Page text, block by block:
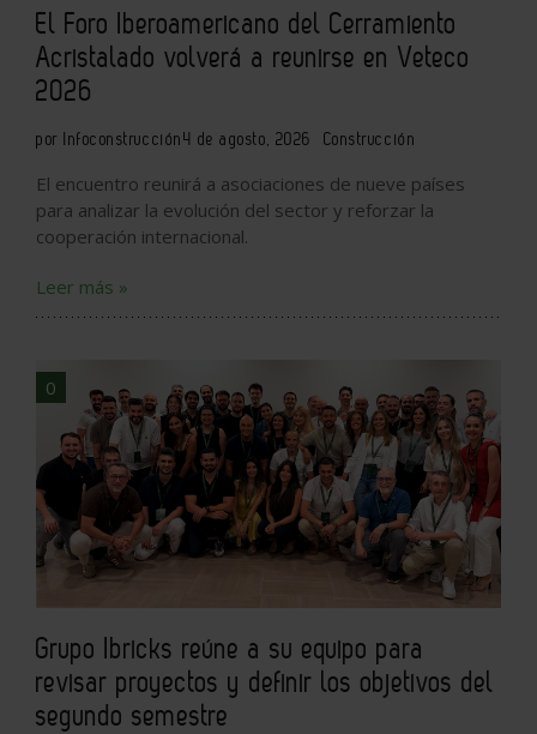
El Foro Iberoamericano del Cerramiento
Acristalado volverá a reunirse en Veteco
2026
por Infoconstrucción4 de agosto, 2026 Construcción
El encuentro reunirá a asociaciones de nueve países
para analizar la evolución del sector y reforzar la
cooperación internacional.
Leer más »
0
Grupo Ibricks reúne a su equipo para
revisar proyectos y definir los objetivos del
segundo semestre